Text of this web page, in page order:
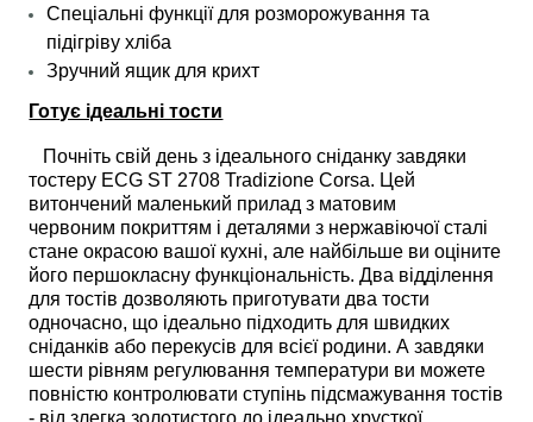
Спеціальні функції для розморожування та
підігріву хліба
Зручний ящик для крихт
Готує ідеальні тости
Почніть свій день з ідеального сніданку завдяки
тостеру ECG ST 2708 Tradizione Corsa. Цей
витончений маленький прилад з матовим
червоним покриттям і деталями з нержавіючої сталі
стане окрасою вашої кухні, але найбільше ви оціните
його першокласну функціональність. Два відділення
для тостів дозволяють приготувати два тости
одночасно, що ідеально підходить для швидких
сніданків або перекусів для всієї родини. А завдяки
шести рівням регулювання температури ви можете
повністю контролювати ступінь підсмажування тостів